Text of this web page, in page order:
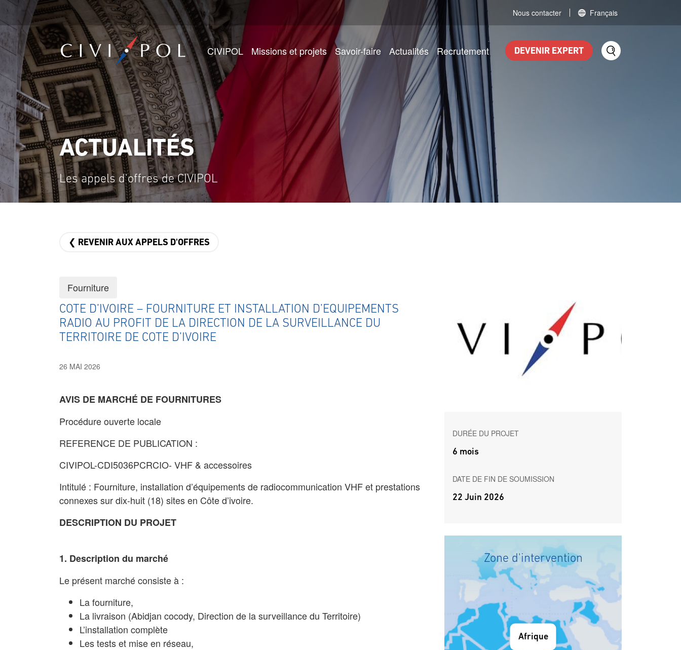
Nous contacter Français
CIVIPOL Missions et projets Savoir-faire Actualités Recrutement DEVENIR EXPERT
ACTUALITÉS
Les appels d'offres de CIVIPOL
❮ REVENIR AUX APPELS D'OFFRES
Fourniture
COTE D’IVOIRE – FOURNITURE ET INSTALLATION D’EQUIPEMENTS
RADIO AU PROFIT DE LA DIRECTION DE LA SURVEILLANCE DU
TERRITOIRE DE COTE D’IVOIRE
26 MAI 2026
AVIS DE MARCHÉ DE FOURNITURES
Procédure ouverte locale
REFERENCE DE PUBLICATION :
CIVIPOL-CDI5036PCRCIO- VHF & accessoires
Intitulé : Fourniture, installation d’équipements de radiocommunication VHF et prestations
connexes sur dix-huit (18) sites en Côte d’ivoire.
DESCRIPTION DU PROJET
1. Description du marché
Le présent marché consiste à :
La fourniture,
La livraison (Abidjan cocody, Direction de la surveillance du Territoire)
L’installation complète
Les tests et mise en réseau,
DURÉE DU PROJET
6 mois
DATE DE FIN DE SOUMISSION
22 Juin 2026
Zone d'intervention
Afrique